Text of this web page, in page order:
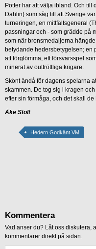
Potter har att välja ibland. Och till
Dahlin) som såg till att Sverige
turneringen, en mittfältsgeneral
passningar och - som grädde på
som när bronsmedaljerna
betydande hedersbetygelsen; en
att förglömma, ett försvarsspel
minerat av outtröttliga krigare.
Skönt ändå för dagens spelarna
skammen. De tog sig i kragen
efter sin förmåga, och det skall de
Åke Stolt
Hedern Godkänt VM
Kommentera
Vad anser du? Låt oss diskutera,
kommentarer direkt på sidan.